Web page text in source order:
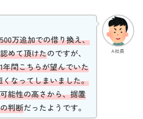
A社長
万追加での借り換え、
めて頂けたのですが、
年間こちらが望んでいた
くなってしまいました。
能性の高さから、据置
判断だったようです。